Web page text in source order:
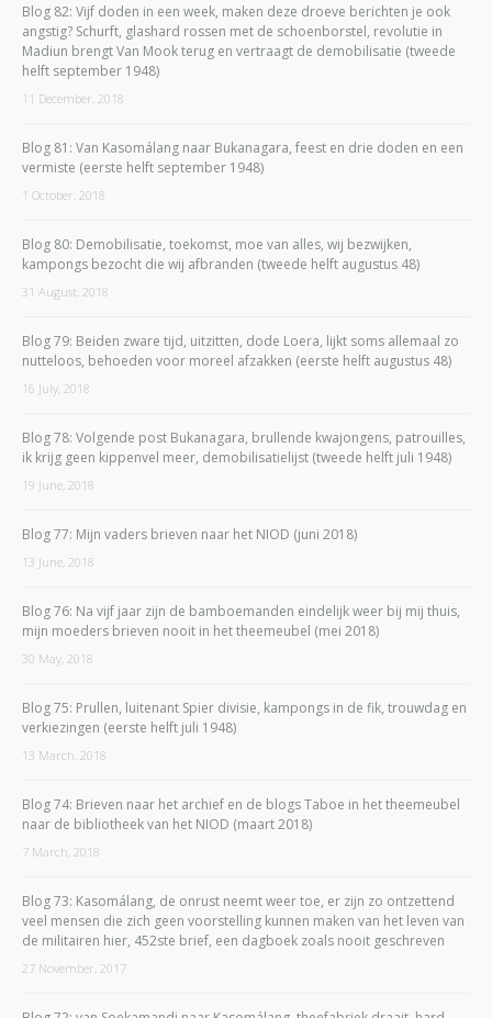
Blog 82: Vijf doden in een week, maken deze droeve berichten je ook
angstig? Schurft, glashard rossen met de schoenborstel, revolutie in
Madiun brengt Van Mook terug en vertraagt de demobilisatie (tweede
helft september 1948)
11 December, 2018
Blog 81: Van Kasomálang naar Bukanagara, feest en drie doden en een
vermiste (eerste helft september 1948)
1 October, 2018
Blog 80: Demobilisatie, toekomst, moe van alles, wij bezwijken,
kampongs bezocht die wij afbranden (tweede helft augustus 48)
31 August, 2018
Blog 79: Beiden zware tijd, uitzitten, dode Loera, lijkt soms allemaal zo
nutteloos, behoeden voor moreel afzakken (eerste helft augustus 48)
16 July, 2018
Blog 78: Volgende post Bukanagara, brullende kwajongens, patrouilles,
ik krijg geen kippenvel meer, demobilisatielijst (tweede helft juli 1948)
19 June, 2018
Blog 77: Mijn vaders brieven naar het NIOD (juni 2018)
13 June, 2018
Blog 76: Na vijf jaar zijn de bamboemanden eindelijk weer bij mij thuis,
mijn moeders brieven nooit in het theemeubel (mei 2018)
30 May, 2018
Blog 75: Prullen, luitenant Spier divisie, kampongs in de fik, trouwdag en
verkiezingen (eerste helft juli 1948)
13 March, 2018
Blog 74: Brieven naar het archief en de blogs Taboe in het theemeubel
naar de bibliotheek van het NIOD (maart 2018)
7 March, 2018
Blog 73: Kasomálang, de onrust neemt weer toe, er zijn zo ontzettend
veel mensen die zich geen voorstelling kunnen maken van het leven van
de militairen hier, 452ste brief, een dagboek zoals nooit geschreven
27 November, 2017